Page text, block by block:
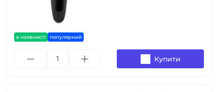
в наявності популярний
Купити